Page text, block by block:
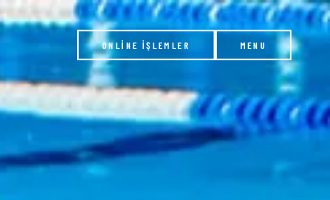
ONLİNE İŞLEMLER MENU